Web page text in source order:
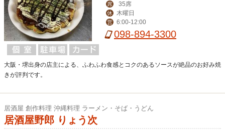
席 35席
休 木曜日
営 6:00-12:00
098-894-3300
大阪・堺出身の店主による、ふわふわ食感とコクのあるソースが絶品のお好み焼
きが評判です。
居酒屋 創作料理 沖縄料理 ラーメン・そば・うどん
居酒屋野郎 りょう次